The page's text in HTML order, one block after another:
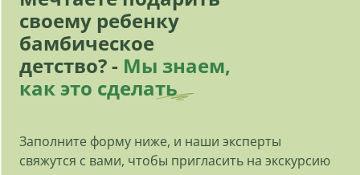
своему ребенку
бамбическое
детство? - Мы знаем,
как это сделать
Заполните форму ниже, и наши эксперты
свяжутся с вами, чтобы пригласить на экскурсию